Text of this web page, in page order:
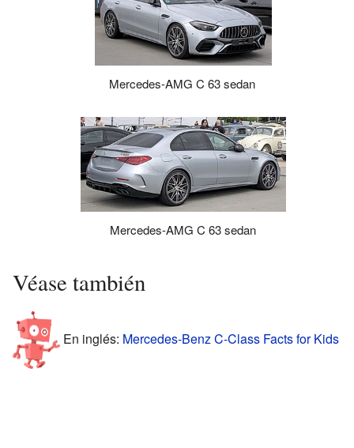
Mercedes-AMG C 63 sedan
Mercedes-AMG C 63 sedan
Véase también
En inglés: Mercedes-Benz C-Class Facts for Kids